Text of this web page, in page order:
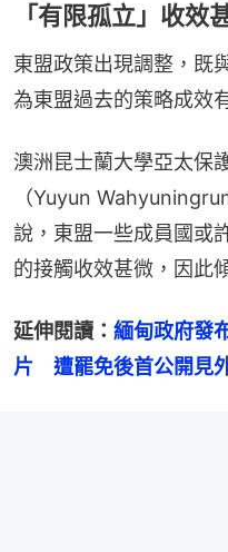
「有限孤立」收
東盟政策出現調整，既
為東盟過去的策略成效
澳洲昆士蘭大學亞太保
（Yuyun
說，東盟一些成員國或
的接觸收效甚微，因此
延伸閱讀： 緬甸政府發
片　遭罷免後首公開見